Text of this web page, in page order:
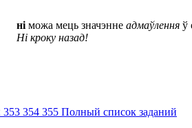
ні можа мець значэнне адмаўлення ў
Ні кроку назад!
353 354 355 Полный список заданий